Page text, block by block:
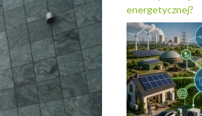
energetycznej?